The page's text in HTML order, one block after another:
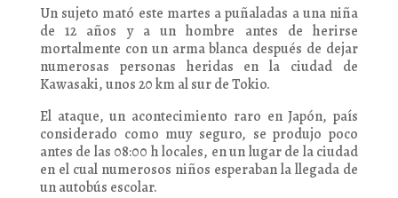
Un sujeto mató este martes a puñaladas a una niña
de 12 años y a un hombre antes de herirse
mortalmente con un arma blanca después de dejar
numerosas personas heridas en la ciudad de
Kawasaki, unos 20 km al sur de Tokio.
El ataque, un acontecimiento raro en Japón, país
considerado como muy seguro, se produjo poco
antes de las 08:00 h locales, en un lugar de la ciudad
en el cual numerosos niños esperaban la llegada de
un autobús escolar.